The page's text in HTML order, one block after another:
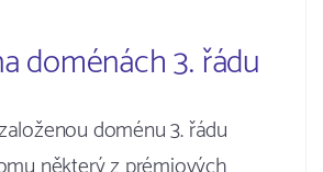
doménách 3. řádu
doménu 3. řádu